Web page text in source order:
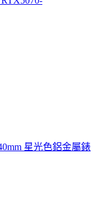
星光色鋁金屬錶